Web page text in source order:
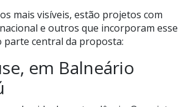
mais visíveis, estão projetos com
e outros que incorporam esse
central da proposta:
em Balneário